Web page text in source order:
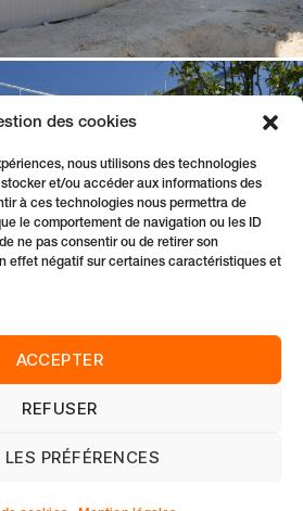
des cookies
nous utilisons des technologies
et/ou accéder aux informations des
à ces technologies nous permettra de
le comportement de navigation ou les ID
ne pas consentir ou de retirer son
effet négatif sur certaines caractéristiques et
ACCEPTER
REFUSER
PRÉFÉRENCES
des Solutions pour Bâtir